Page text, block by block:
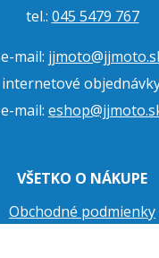
tel.: 045 5479 767
e-mail:
internetové
e-mail:
VŠETKO O NÁKUPE
Obchodné podmienky